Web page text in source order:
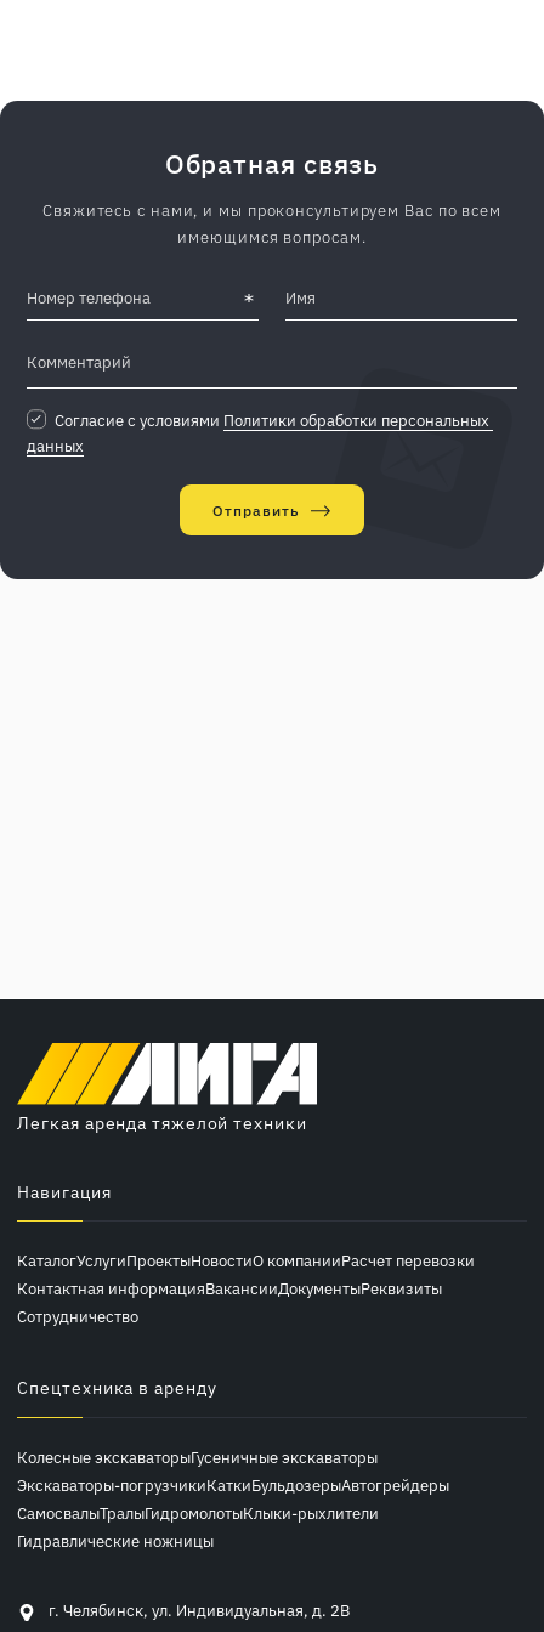
Обратная связь
Свяжитесь с нами, и мы проконсультируем Вас по всем
имеющимся вопросам.
Согласие с условиями Политики обработки персональных
данных
Отправить
Легкая аренда тяжелой техники
г. Челябинск, ул. Индивидуальная, д. 2В
Навигация
КаталогУслугиПроектыНовостиО компанииРасчет перевозки
Контактная информацияВакансииДокументыРеквизиты
Сотрудничество
Спецтехника в аренду
Колесные экскаваторыГусеничные экскаваторы
Экскаваторы-погрузчикиКаткиБульдозерыАвтогрейдеры
СамосвалыТралыГидромолотыКлыки-рыхлители
Гидравлические ножницы